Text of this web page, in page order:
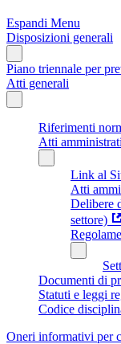
Espandi Menu
Disposizioni generali
Piano triennale per
Atti generali
Riferimenti
Atti
Link al
Atti
Delibere
settore)
Documenti di
Statuti e leggi
Codice
Oneri informativi per